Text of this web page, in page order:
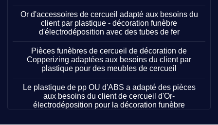
Or d'accessoires de cercueil adapté aux besoins du
client par plastique - décoration funèbre
d'électrodéposition avec des tubes de fer
Pièces funèbres de cercueil de décoration de
Copperizing adaptées aux besoins du client par
plastique pour des meubles de cercueil
Le plastique de pp OU d'ABS a adapté des pièces
aux besoins du client de cercueil d'Or-
électrodéposition pour la décoration funèbre